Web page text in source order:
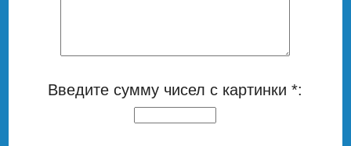
Введите сумму чисел с картинки *: